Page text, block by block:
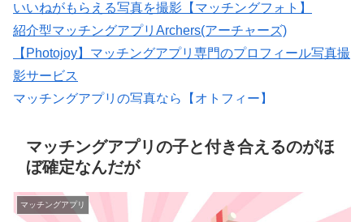
いいねがもらえる写真を撮影【マッチングフォト】
紹介型マッチングアプリArchers(アーチャーズ)
【Photojoy】マッチングアプリ専門のプロフィール写真撮
影サービス
マッチングアプリの写真なら【オトフィー】
付中】←←
マッチングアプリの子と付き合えるのがほ
ぼ確定なんだが
マッチングアプリ